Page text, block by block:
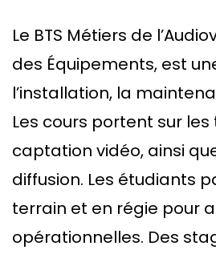
Le BTS Métiers de
des Équipements, est
l’installation, la
Les cours portent sur
captation vidéo, ainsi
diffusion. Les étudiants
terrain et en régie pour
opérationnelles. Des